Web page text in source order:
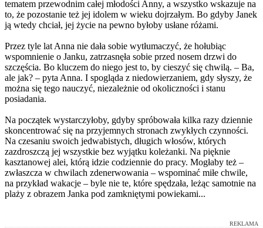
tematem przewodnim całej młodości Anny, a wszystko wskazuje na
to, że pozostanie też jej idolem w wieku dojrzałym. Bo gdyby Janek
ją wtedy chciał, jej życie na pewno byłoby usłane różami.
Przez tyle lat Anna nie dała sobie wytłumaczyć, że hołubiąc
wspomnienie o Janku, zatrzasnęła sobie przed nosem drzwi do
szczęścia. Bo kluczem do niego jest to, by cieszyć się chwilą. – Ba,
ale jak? – pyta Anna. I spogląda z niedowierzaniem, gdy słyszy, że
można się tego nauczyć, niezależnie od okoliczności i stanu
posiadania.
Na początek wystarczyłoby, gdyby spróbowała kilka razy dziennie
skoncentrować się na przyjemnych stronach zwykłych czynności.
Na czesaniu swoich jedwabistych, długich włosów, których
zazdroszczą jej wszystkie bez wyjątku koleżanki. Na pięknie
kasztanowej alei, którą idzie codziennie do pracy. Mogłaby też –
zwłaszcza w chwilach zdenerwowania – wspominać miłe chwile,
na przykład wakacje – byle nie te, które spędzała, leżąc samotnie na
plaży z obrazem Janka pod zamkniętymi powiekami...
REKLAMA